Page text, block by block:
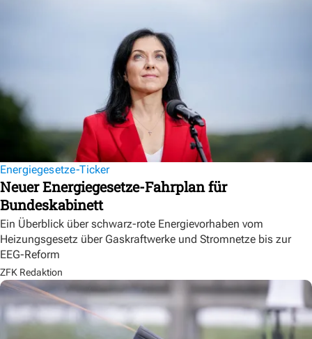
Energiegesetze-Ticker
Neuer Energiegesetze-Fahrplan für
Bundeskabinett
Ein Überblick über schwarz-rote Energievorhaben vom
Heizungsgesetz über Gaskraftwerke und Stromnetze bis zur
EEG-Reform
ZFK Redaktion